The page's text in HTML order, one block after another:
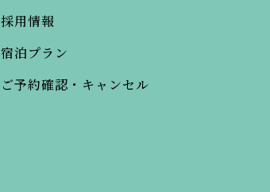
採用情報
宿泊プラン
ご予約確認・キャンセル